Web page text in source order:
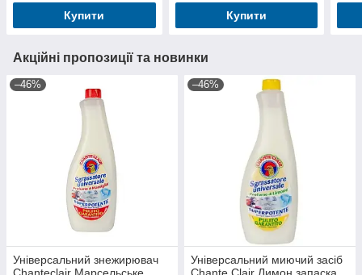
Купити Купити
Акційні пропозиції та новинки
–46%
Універсальний знежирювач
–46%
Універсальний миючий засіб